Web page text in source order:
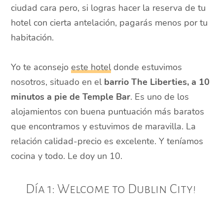
ciudad cara pero, si logras hacer la reserva de tu
hotel con cierta antelación, pagarás menos por tu
habitación.
Yo te aconsejoeste hoteldonde estuvimos
nosotros, situado en el barrio The Liberties, a 10
minutos a pie de Temple Bar. Es uno de los
alojamientos con buena puntuación más baratos
que encontramos y estuvimos de maravilla. La
relación calidad-precio es excelente. Y teníamos
cocina y todo. Le doy un 10.
Día 1: Welcome to Dublin City!